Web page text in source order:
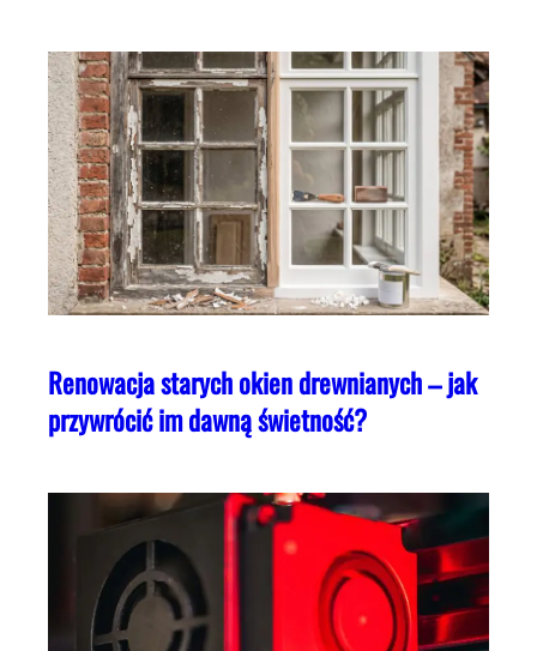
Renowacja starych okien drewnianych – jak
przywrócić im dawną świetność?